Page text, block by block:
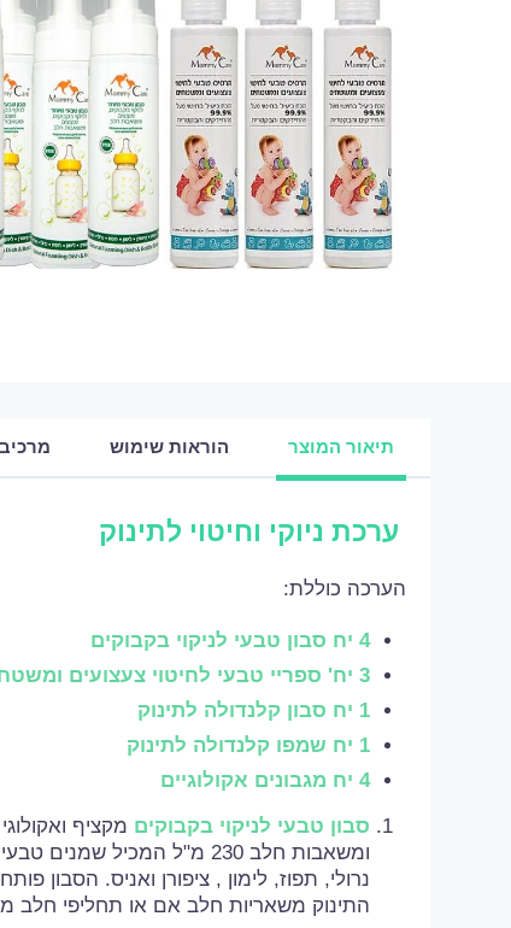
תיאור המוצר הוראות שימוש
ערכת ניוקי וחיטוי לתינוק
הערכה כוללת:
4 יח סבון טבעי לניקוי בקבוקים
3 יח' ספריי טבעי לחיטוי צעצועים ומשטחים
1 יח סבון קלנדולה לתינוק
1 יח שמפו קלנדולה לתינוק
4 יח מגבונים אקולוגיים
סבון טבעי לניקוי בקבוקים מקציף
ומשאבות חלב 230 מ"ל המכיל
נרולי, תפוז, לימון , ציפורן ואניס. הסבון
התינוק משאריות חלב אם או תחליפי חלב